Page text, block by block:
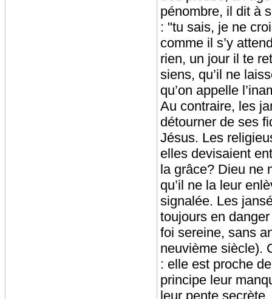
pénombre, il dit à
: "tu sais, je ne
comme il s’y
rien, un jour il te
siens, qu’il ne
qu’on appelle
Au contraire, les
détourner de ses
Jésus. Les
elles devisaient
la grâce? Dieu ne
qu’il ne la leur
signalée. Les
toujours en
foi sereine, sans
neuvième siècle).
: elle est proche
principe leur
leur pente secrète.